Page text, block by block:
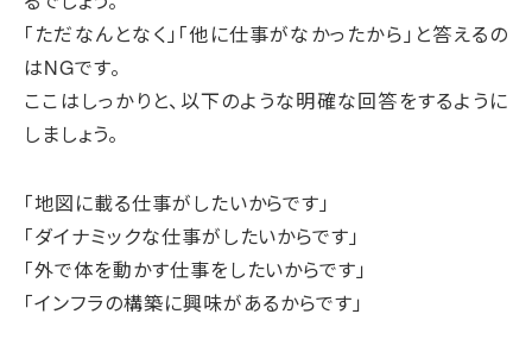
「ただなんとなく」「他に仕事がなかったから」と答えるの
はNGです。
ここはしっかりと、以下のような明確な回答をするように
しましょう。
「地図に載る仕事がしたいからです」
「ダイナミックな仕事がしたいからです」
「外で体を動かす仕事をしたいからです」
「インフラの構築に興味があるからです」